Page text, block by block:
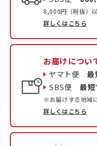
8,000円（税抜）
詳しくはこちら
お届けについ
ヤマト便最
SBS便最
※お届けする地域
詳しくはこちら